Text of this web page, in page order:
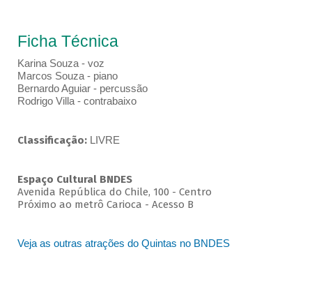
Ficha Técnica
Karina Souza - voz
Marcos Souza - piano
Bernardo Aguiar - percussão
Rodrigo Villa - contrabaixo
Classificação: LIVRE
Espaço Cultural BNDES
Avenida República do Chile, 100 - Centro
Próximo ao metrô Carioca - Acesso B
Veja as outras atrações do Quintas no BNDES